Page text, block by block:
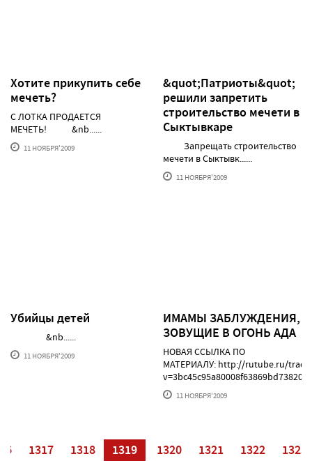
Хотите прикупить себе
мечеть?
С ЛОТКА ПРОДАЕТСЯ
МЕЧЕТЬ! &nb......
11 НОЯБРЯ'2009
&quot;Патриоты&quot;
решили запретить
строительство мечети в
Сыктывкаре
Запрещать строительство
мечети в Сыктывк......
11 НОЯБРЯ'2009
Убийцы детей
&nb......
11 НОЯБРЯ'2009
ИМАМЫ ЗАБЛУЖДЕНИЯ,
ЗОВУЩИЕ В ОГОНЬ АДА
НОВАЯ ССЫЛКА ПО
МАТЕРИАЛУ: http://rutube.ru/
11 НОЯБРЯ'2009
1317 1318 1319 1320 1321 1322 1323